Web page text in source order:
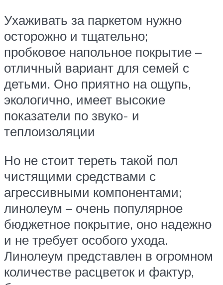
Ухаживать за паркетом нужно
осторожно и тщательно;
пробковое напольное покрытие –
отличный вариант для семей с
детьми. Оно приятно на ощупь,
экологично, имеет высокие
показатели по звуко- и
теплоизоляции
Но не стоит тереть такой пол
чистящими средствами с
агрессивными компонентами;
линолеум – очень популярное
бюджетное покрытие, оно надежно
и не требует особого ухода.
Линолеум представлен в огромном
количестве расцветок и фактур,